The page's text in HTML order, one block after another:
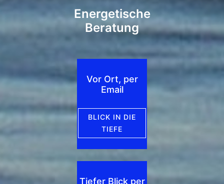
Energetische
Beratung
Vor Ort, per
Email
BLICK IN DIE
TIEFE
Tiefer Blick per